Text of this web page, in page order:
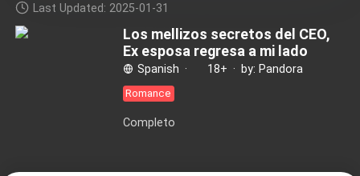
Last Updated: 2025-01-31
Los mellizos secretos del CEO,
Ex esposa regresa a mi lado
Spanish · 18+ · by: Pandora
Romance
Completo